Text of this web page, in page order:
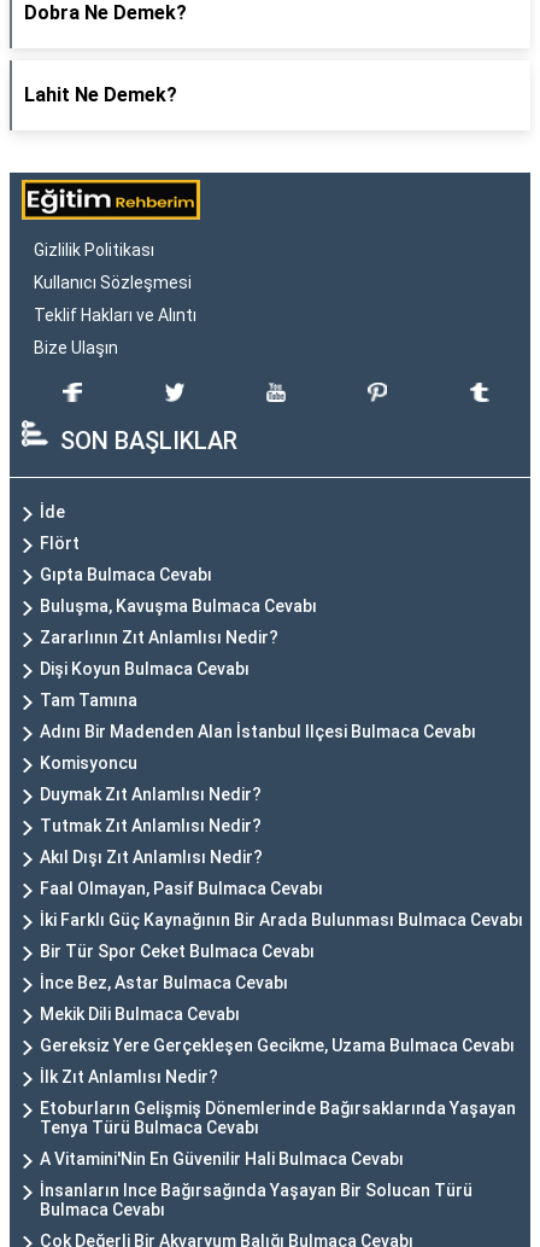
Dobra Ne Demek?
Lahit Ne Demek?
Gizlilik Politikası
Kullanıcı Sözleşmesi
Teklif Hakları ve Alıntı
Bize Ulaşın
SON BAŞLIKLAR
İde
Flört
Gıpta Bulmaca Cevabı
Buluşma, Kavuşma Bulmaca Cevabı
Zararlının Zıt Anlamlısı Nedir?
Dişi Koyun Bulmaca Cevabı
Tam Tamına
Adını Bir Madenden Alan İstanbul Ilçesi Bulmaca Cevabı
Komisyoncu
Duymak Zıt Anlamlısı Nedir?
Tutmak Zıt Anlamlısı Nedir?
Akıl Dışı Zıt Anlamlısı Nedir?
Faal Olmayan, Pasif Bulmaca Cevabı
İki Farklı Güç Kaynağının Bir Arada Bulunması Bulmaca Cevabı
Bir Tür Spor Ceket Bulmaca Cevabı
İnce Bez, Astar Bulmaca Cevabı
Mekik Dili Bulmaca Cevabı
Gereksiz Yere Gerçekleşen Gecikme, Uzama Bulmaca Cevabı
İlk Zıt Anlamlısı Nedir?
Etoburların Gelişmiş Dönemlerinde Bağırsaklarında Yaşayan
Tenya Türü Bulmaca Cevabı
A Vitamini'Nin En Güvenilir Hali Bulmaca Cevabı
İnsanların Ince Bağırsağında Yaşayan Bir Solucan Türü
Bulmaca Cevabı
Çok Değerli Bir Akvaryum Balığı Bulmaca Cevabı